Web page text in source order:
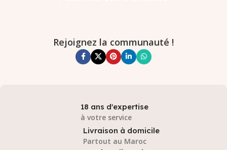
Rejoignez la communauté !
18 ans d'expertise
à votre service
Livraison à domicile
Partout au Maroc